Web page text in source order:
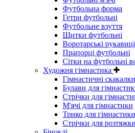
Футбольна форма
Гетри футбольні
Футбольне взуття
Щитки футбольні
Воротарські рукавиці
Прапорці футбольні
Сітки на футбольні
Художня гімнастика
Гімнастичні скакалки
Булави для
Стрічки для
М'ячі для гімнастики
Трико для гімнастики
Стрічки для розтяжки